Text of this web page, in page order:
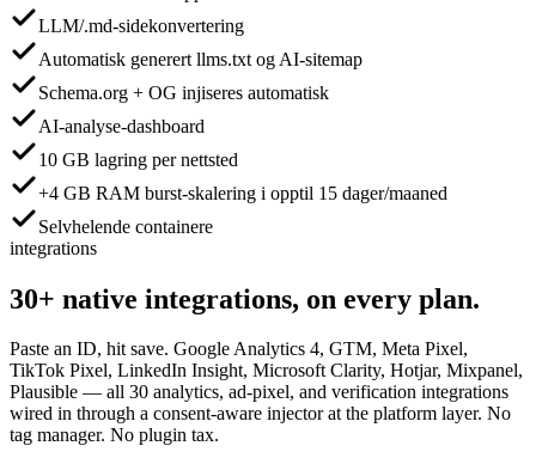
LLM/.md-sidekonvertering
Automatisk generert llms.txt og AI-sitemap
Schema.org + OG injiseres automatisk
AI-analyse-dashboard
10 GB lagring per nettsted
+4 GB RAM burst-skalering i opptil 15 dager/maaned
Selvhelende containere
integrations
30+ native integrations, on every plan.
Paste an ID, hit save. Google Analytics 4, GTM, Meta Pixel,
TikTok Pixel, LinkedIn Insight, Microsoft Clarity, Hotjar, Mixpanel,
Plausible — all 30 analytics, ad-pixel, and verification integrations
wired in through a consent-aware injector at the platform layer. No
tag manager. No plugin tax.